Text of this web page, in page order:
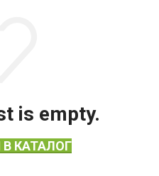
is empty.
В КАТАЛОГ